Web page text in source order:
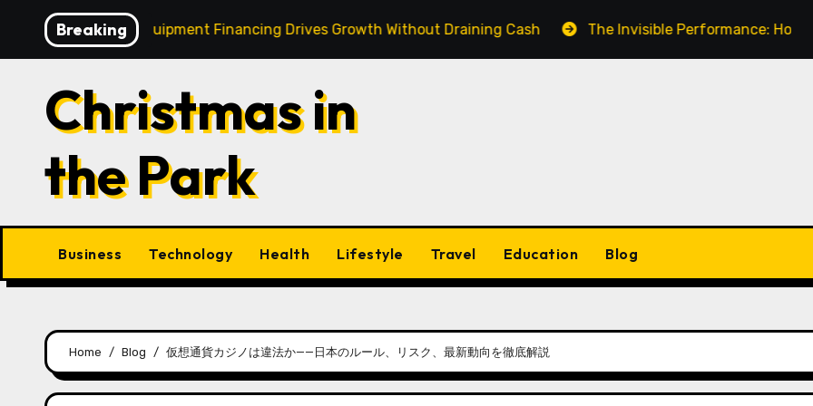
content
Breaking
Equipment Financing Drives Growth Without Draining Cash The Invisible Performance: How a Fake
Christmas in
the Park
Business Technology Health Lifestyle Travel Education Blog
Home Blog 仮想通貨カジノは違法か——日本のルール、リスク、最新動向を徹底解説